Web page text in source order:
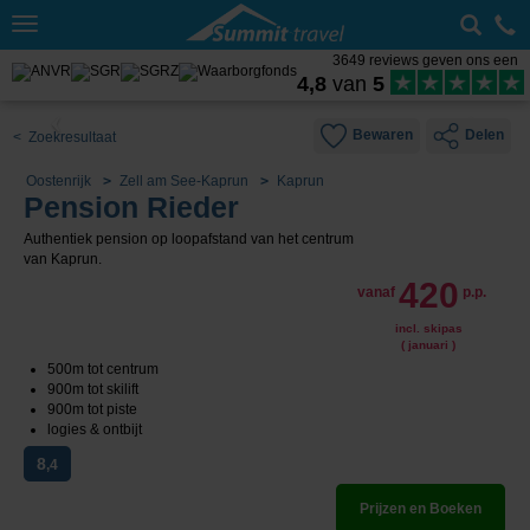
Toggle
3649 reviews geven ons een
4,8 van 5
< Zoekresultaat Bewaren Delen
Oostenrijk Zell am See-Kaprun Kaprun
Pension Rieder
Authentiek pension op loopafstand van het centrum
van Kaprun.
vanaf 420 p.p.
incl. skipas
( januari )
500m tot centrum
900m tot skilift
900m tot piste
logies & ontbijt
8,4
Prijzen en Boeken